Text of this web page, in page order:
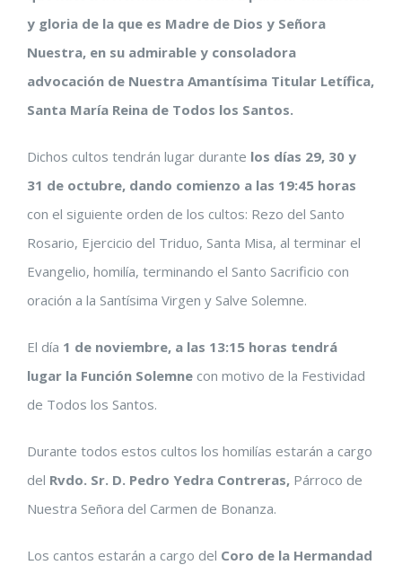
grande
y gloria de la que es Madre de Dios y Señora
Nuestra, en su admirable y consoladora
advocación de Nuestra Amantísima Titular Letífica,
Santa María Reina de Todos los Santos.
Dichos cultos tendrán lugar durante los días 29, 30 y
31 de octubre, dando comienzo a las 19:45 horas
con el siguiente orden de los cultos: Rezo del Santo
Rosario, Ejercicio del Triduo, Santa Misa, al terminar el
Evangelio, homilía, terminando el Santo Sacrificio con
oración a la Santísima Virgen y Salve Solemne.
El día 1 de noviembre, a las 13:15 horas tendrá
lugar la Función Solemne con motivo de la Festividad
de Todos los Santos.
Durante todos estos cultos los homilías estarán a cargo
del Rvdo. Sr. D. Pedro Yedra Contreras, Párroco de
Nuestra Señora del Carmen de Bonanza.
Los cantos estarán a cargo del Coro de la Hermandad